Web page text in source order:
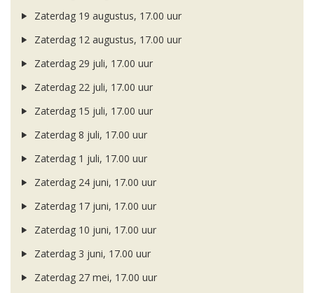
Zaterdag 19 augustus, 17.00 uur
Zaterdag 12 augustus, 17.00 uur
Zaterdag 29 juli, 17.00 uur
Zaterdag 22 juli, 17.00 uur
Zaterdag 15 juli, 17.00 uur
Zaterdag 8 juli, 17.00 uur
Zaterdag 1 juli, 17.00 uur
Zaterdag 24 juni, 17.00 uur
Zaterdag 17 juni, 17.00 uur
Zaterdag 10 juni, 17.00 uur
Zaterdag 3 juni, 17.00 uur
Zaterdag 27 mei, 17.00 uur